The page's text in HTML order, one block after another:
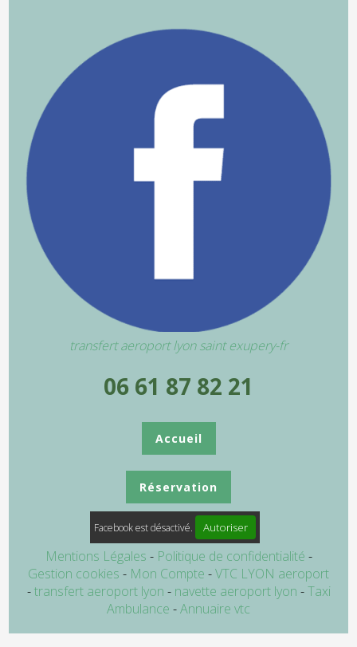
transfert aeroport lyon saint exupery-fr
06 61 87 82 21
Accueil
Réservation
Facebook est désactivé. Autoriser
Mentions Légales
Politique de confidentialité
Gestion cookies
Mon Compte
VTC LYON aeroport
transfert aeroport lyon
navette aeroport lyon
Taxi
Ambulance
Annuaire vtc